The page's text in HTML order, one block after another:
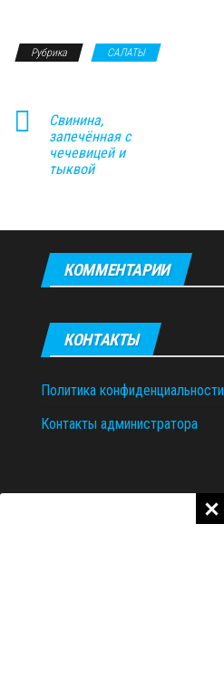
Рубрика САЛАТЫ
Свинина,
запечённая с
чечевицей и
тыквой
КОММЕНТАРИИ
КОНТАКТЫ
Политика конфиденциальности
Контакты администратора